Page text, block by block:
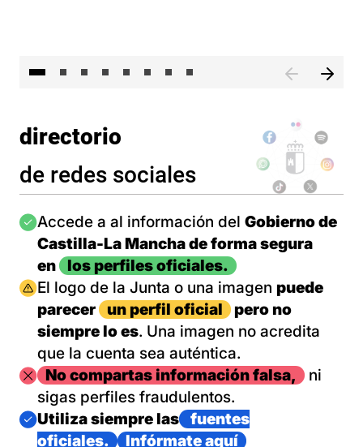
directorio
de redes sociales
Imagen
Accede a al información del Gobierno de
Castilla-La Mancha de forma segura
en
los perfiles oficiales.
Imagen
El logo de la Junta o una imagen puede
parecer
un perfil oficial
pero no
siempre lo es. Una imagen no acredita
que la cuenta sea auténtica.
ImagenNo compartas información falsa,
ni
sigas perfiles fraudulentos.
Imagen
Utiliza siempre las
fuentes
oficiales.
Infórmate aquí